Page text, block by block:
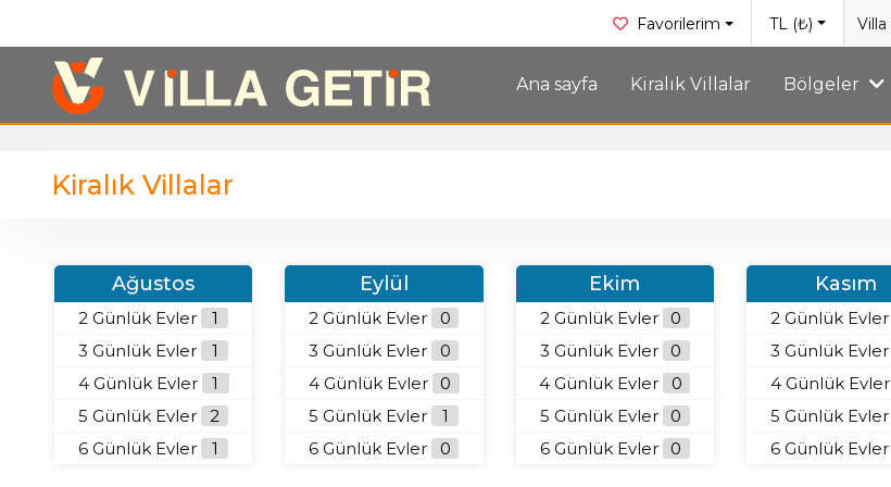
Favorilerim TL (₺)
Ana sayfa Kiralık Villalar Bölgeler
Kiralık Villalar
Ağustos
2 Günlük Evler
1
3 Günlük Evler
1
4 Günlük Evler
1
5 Günlük Evler
2
6 Günlük Evler
1
Eylül
2 Günlük Evler
0
3 Günlük Evler
0
4 Günlük Evler
0
5 Günlük Evler
1
6 Günlük Evler
0
Ekim
2 Günlük Evler 0
3 Günlük Evler 0
4 Günlük Evler
0
5 Günlük Evler 0
6 Günlük Evler 0
Kasım
2 Günlük Evler
3 Günlük Evler
4 Günlük Evler
5 Günlük Evler
6 Günlük Evler